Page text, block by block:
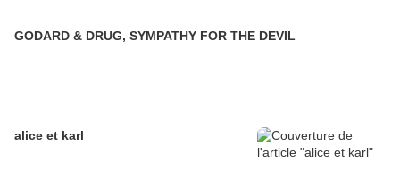
GODARD & DRUG, SYMPATHY FOR THE DEVIL
alice et karl